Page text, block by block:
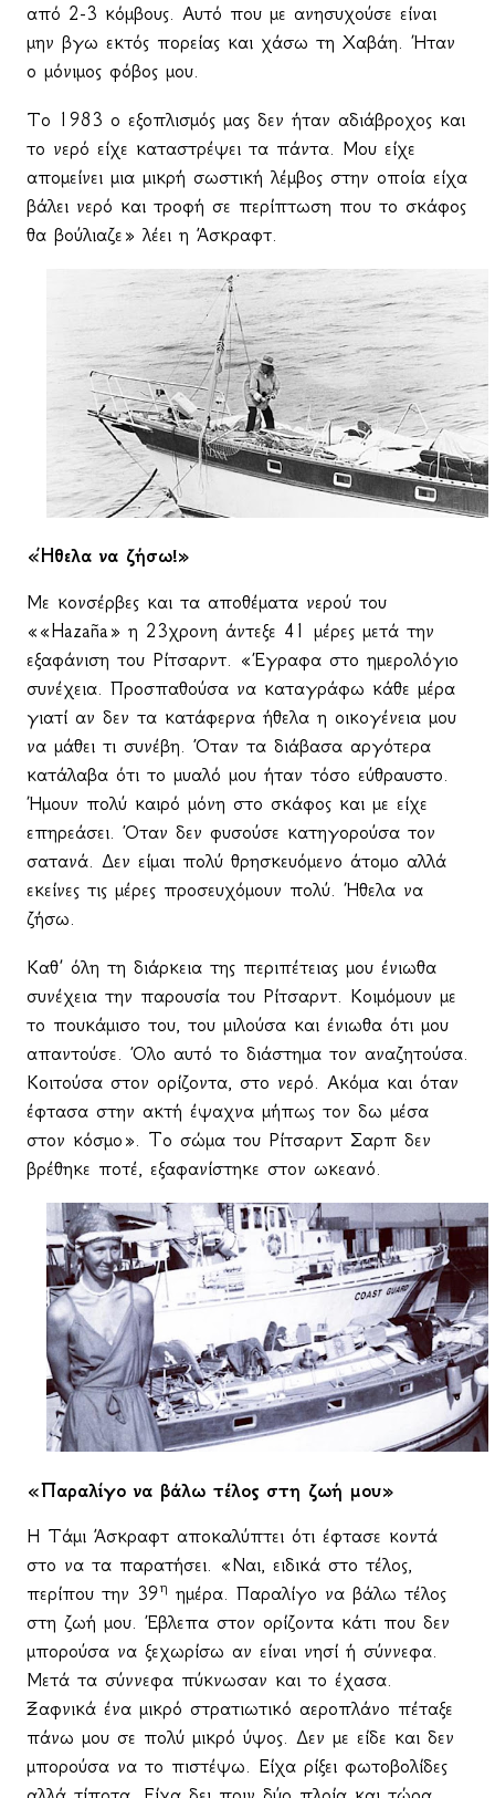
από 2-3 κόμβους. Αυτό που με ανησυχούσε είναι
μην βγω εκτός πορείας και χάσω τη Χαβάη. Ήταν
ο μόνιμος φόβος μου.
Το 1983 ο εξοπλισμός μας δεν ήταν αδιάβροχος και
το νερό είχε καταστρέψει τα πάντα. Μου είχε
απομείνει μια μικρή σωστική λέμβος στην οποία είχα
βάλει νερό και τροφή σε περίπτωση που το σκάφος
θα βούλιαζε» λέει η Άσκραφτ.
«Ήθελα να ζήσω!»
Με κονσέρβες και τα αποθέματα νερού του
««Hazaña» η 23χρονη άντεξε 41 μέρες μετά την
εξαφάνιση του Ρίτσαρντ. «Έγραφα στο ημερολόγιο
συνέχεια. Προσπαθούσα να καταγράφω κάθε μέρα
γιατί αν δεν τα κατάφερνα ήθελα η οικογένεια μου
να μάθει τι συνέβη. Όταν τα διάβασα αργότερα
κατάλαβα ότι το μυαλό μου ήταν τόσο εύθραυστο.
Ήμουν πολύ καιρό μόνη στο σκάφος και με είχε
επηρεάσει. Όταν δεν φυσούσε κατηγορούσα τον
σατανά. Δεν είμαι πολύ θρησκευόμενο άτομο αλλά
εκείνες τις μέρες προσευχόμουν πολύ. Ήθελα να
ζήσω.
Καθ’ όλη τη διάρκεια της περιπέτειας μου ένιωθα
συνέχεια την παρουσία του Ρίτσαρντ. Κοιμόμουν με
το πουκάμισο του, του μιλούσα και ένιωθα ότι μου
απαντούσε. Όλο αυτό το διάστημα τον αναζητούσα.
Κοιτούσα στον ορίζοντα, στο νερό. Ακόμα και όταν
έφτασα στην ακτή έψαχνα μήπως τον δω μέσα
στον κόσμο». To σώμα του Ρίτσαρντ Σαρπ δεν
βρέθηκε ποτέ, εξαφανίστηκε στον ωκεανό.
«Παραλίγο να βάλω τέλος στη ζωή μου»
Η Τάμι Άσκραφτ αποκαλύπτει ότι έφτασε κοντά
στο να τα παρατήσει. «Ναι, ειδικά στο τέλος,
περίπου την 39η ημέρα. Παραλίγο να βάλω τέλος
στη ζωή μου. Έβλεπα στον ορίζοντα κάτι που δεν
μπορούσα να ξεχωρίσω αν είναι νησί ή σύννεφα.
Μετά τα σύννεφα πύκνωσαν και το έχασα.
Ξαφνικά ένα μικρό στρατιωτικό αεροπλάνο πέταξε
πάνω μου σε πολύ μικρό ύψος. Δεν με είδε και δεν
μπορούσα να το πιστέψω. Είχα ρίξει φωτοβολίδες